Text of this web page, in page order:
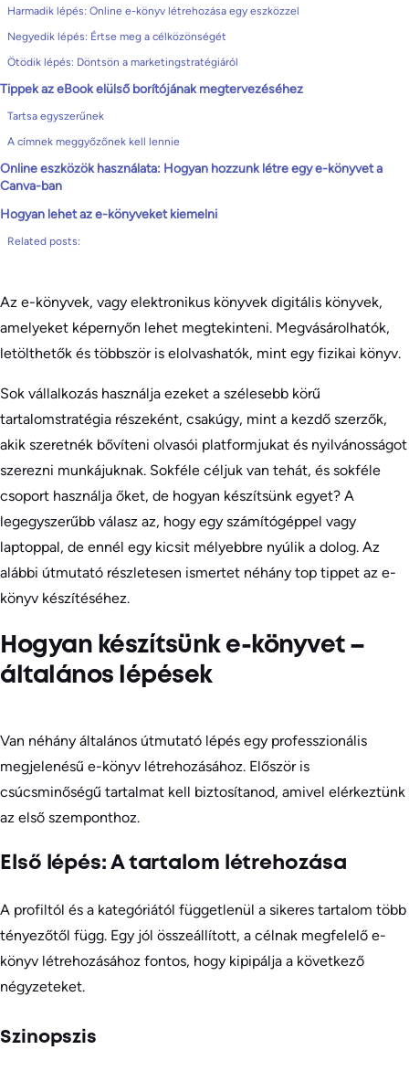
Harmadik lépés: Online e-könyv létrehozása egy eszközzel
Negyedik lépés: Értse meg a célközönségét
Ötödik lépés: Döntsön a marketingstratégiáról
Tippek az eBook elülső borítójának megtervezéséhez
Tartsa egyszerűnek
A címnek meggyőzőnek kell lennie
Online eszközök használata: Hogyan hozzunk létre egy e-könyvet a
Canva-ban
Hogyan lehet az e-könyveket kiemelni
Related posts:
Az e-könyvek, vagy elektronikus könyvek digitális könyvek,
amelyeket képernyőn lehet megtekinteni. Megvásárolhatók,
letölthetők és többször is elolvashatók, mint egy fizikai könyv.
Sok vállalkozás használja ezeket a szélesebb körű
tartalomstratégia részeként, csakúgy, mint a kezdő szerzők,
akik szeretnék bővíteni olvasói platformjukat és nyilvánosságot
szerezni munkájuknak. Sokféle céljuk van tehát, és sokféle
csoport használja őket, de hogyan készítsünk egyet? A
legegyszerűbb válasz az, hogy egy számítógéppel vagy
laptoppal, de ennél egy kicsit mélyebbre nyúlik a dolog. Az
alábbi útmutató részletesen ismertet néhány top tippet az e-
könyv készítéséhez.
Hogyan készítsünk e-könyvet –
általános lépések
Van néhány általános útmutató lépés egy professzionális
megjelenésű e-könyv létrehozásához. Először is
csúcsminőségű tartalmat kell biztosítanod, amivel elérkeztünk
az első szemponthoz.
Első lépés: A tartalom létrehozása
A profiltól és a kategóriától függetlenül a sikeres tartalom több
tényezőtől függ. Egy jól összeállított, a célnak megfelelő e-
könyv létrehozásához fontos, hogy kipipálja a következő
négyzeteket.
Szinopszis